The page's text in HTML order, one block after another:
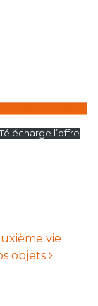
Télécharge l’offre
vie
objets